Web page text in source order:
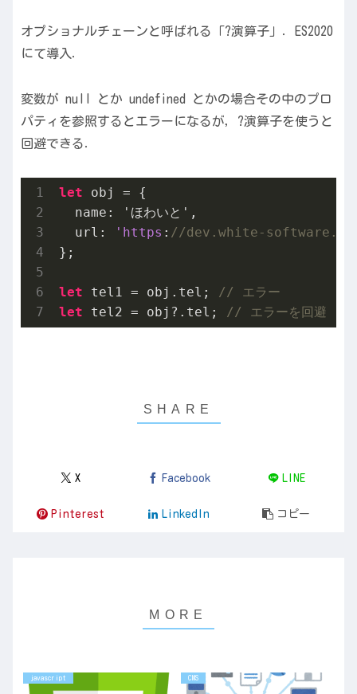
オプショナルチェーンと呼ばれる「?演算子」．ES2020
にて導入．
変数が null とか undefined とかの場合その中のプロ
パティを参照するとエラーになるが，?演算子を使うと
回避できる．
let obj = {
  name: 'ほわいと',
  url:
'https : //dev.white-
};
let tel1 = obj.tel; // エラー
let tel2 = obj?.tel; // エラーを回避
X Facebook LINE
Pinterest LinkedIn コピー
javascript CMS